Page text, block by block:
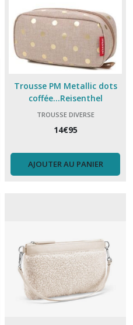
Trousse PM Metallic dots
coffée...Reisenthel
TROUSSE DIVERSE
14€95
AJOUTER AU PANIER